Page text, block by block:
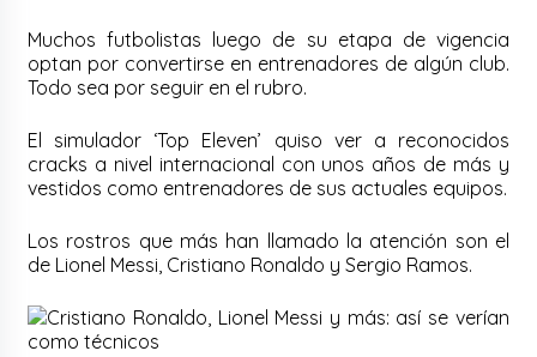
Muchos futbolistas luego de su etapa de vigencia
optan por convertirse en entrenadores de algún club.
Todo sea por seguir en el rubro.
El simulador ‘Top Eleven’ quiso ver a reconocidos
cracks a nivel internacional con unos años de más y
vestidos como entrenadores de sus actuales equipos.
Los rostros que más han llamado la atención son el
de Lionel Messi, Cristiano Ronaldo y Sergio Ramos.